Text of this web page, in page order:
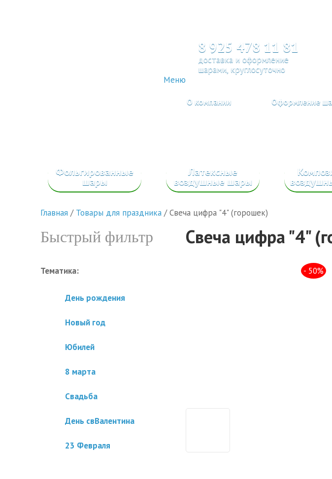
8 925 478 11 81
доставка и оформление
шарами, круглосуточно
Меню
О компании Оформление
Фольгированные
шары
Латексные
воздушные шары
Главная / Товары для праздника /Свеча цифра "4" (горошек)
Быстрый фильтр
Тематика:
День рождения
Новый год
Юбилей
8 марта
Свадьба
День свВалентина
23 Февраля
Свеча цифра "4"
- 50%